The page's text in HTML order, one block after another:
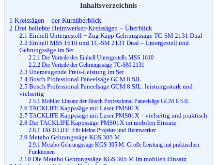
Inhaltsverzeichnis
1 Kreissägen – der Kurzüberblick
2 Drei beliebte Heimwerker-Kreissägen – Überblick
2.1 Einhell Untergestell + Zug Kapp Gehrungssäge TC-SM 2131 Dual
2.2 Einhell MSS 1610 und TC-SM 2131 Dual – Untergestell und
Gehrungssäge im Set
2.2.1 Die Vorteile des Einhell Untergestells MSS 1610
2.2.2 Die Vorteile der Gehrungssäge TC-SM 2131
2.3 Überzeugende Preis-Leistung im Set
2.4Bosch Professional Paneelsäge GCM 8 SJL
2.5 Bosch Professional Paneelsäge GCM 8 SJL: leistungsstark und
vielseitig
2.5.1 Mobiler Einsatz der Bosch Professional Paneelsäge GCM 8 SJL
2.6 TACKLIFE Kappssäge mit Laser PMS01X
2.7 TACKLIFE Kappssäge mit Laser PMS01X – vielseitig und praktisch
2.8 Die TACKLIFE Kappssäge PMS01X im mobilen Einsatz
2.8.1 TACKLIFE: Für kleine Projekte und Heimwerker
2.9 Metabo Gehrungssäge KGS 305 M
2.9.1 Metabo Gehrungssäge KGS 305 M: Große Leistung mit praktischen
Funktionen
2.10 Die Metabo Gehrungssäge KGS 305 M im mobilen Einsatz